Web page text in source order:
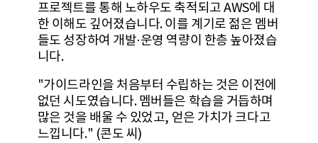
프로젝트를 통해 노하우도 축적되고 AWS에 대
한 이해도 깊어졌습니다. 이를 계기로 젊은 멤버
들도 성장하여 개발·운영 역량이 한층 높아졌습
니다.
"가이드라인을 처음부터 수립하는 것은 이전에
없던 시도였습니다. 멤버들은 학습을 거듭하며
많은 것을 배울 수 있었고, 얻은 가치가 크다고
느낍니다." (콘도 씨)